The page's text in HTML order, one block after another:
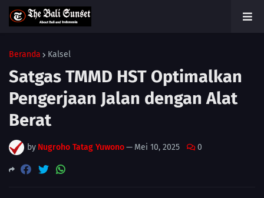
Beranda Kalsel
Satgas TMMD HST Optimalkan
Pengerjaan Jalan dengan Alat
Berat
by Nugroho Tatag Yuwono— Mei 10, 2025 0